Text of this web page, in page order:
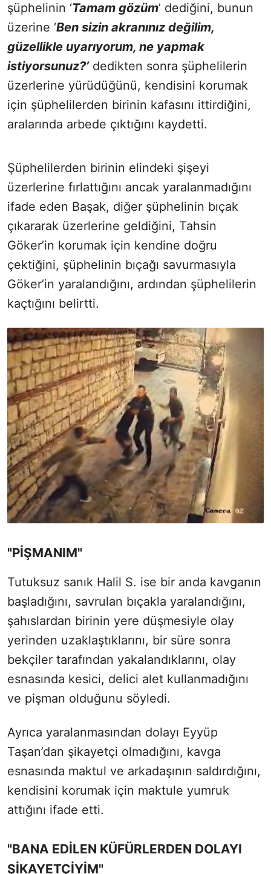
şüphelinin ‘Tamam gözüm’ dediğini, bunun
üzerine ‘Ben sizin akranınız değilim,
güzellikle uyarıyorum, ne yapmak
istiyorsunuz?’ dedikten sonra şüphelilerin
üzerlerine yürüdüğünü, kendisini korumak
için şüphelilerden birinin kafasını ittirdiğini,
aralarında arbede çıktığını kaydetti.
Şüphelilerden birinin elindeki şişeyi
üzerlerine fırlattığını ancak yaralanmadığını
ifade eden Başak, diğer şüphelinin bıçak
çıkararak üzerlerine geldiğini, Tahsin
Göker’in korumak için kendine doğru
çektiğini, şüphelinin bıçağı savurmasıyla
Göker’in yaralandığını, ardından şüphelilerin
kaçtığını belirtti.
"PİŞMANIM"
Tutuksuz sanık Halil S. ise bir anda kavganın
başladığını, savrulan bıçakla yaralandığını,
şahıslardan birinin yere düşmesiyle olay
yerinden uzaklaştıklarını, bir süre sonra
bekçiler tarafından yakalandıklarını, olay
esnasında kesici, delici alet kullanmadığını
ve pişman olduğunu söyledi.
Ayrıca yaralanmasından dolayı Eyyüp
Taşan’dan şikayetçi olmadığını, kavga
esnasında maktul ve arkadaşının saldırdığını,
kendisini korumak için maktule yumruk
attığını ifade etti.
"BANA EDİLEN KÜFÜRLERDEN DOLAYI
ŞİKAYETÇİYİM"